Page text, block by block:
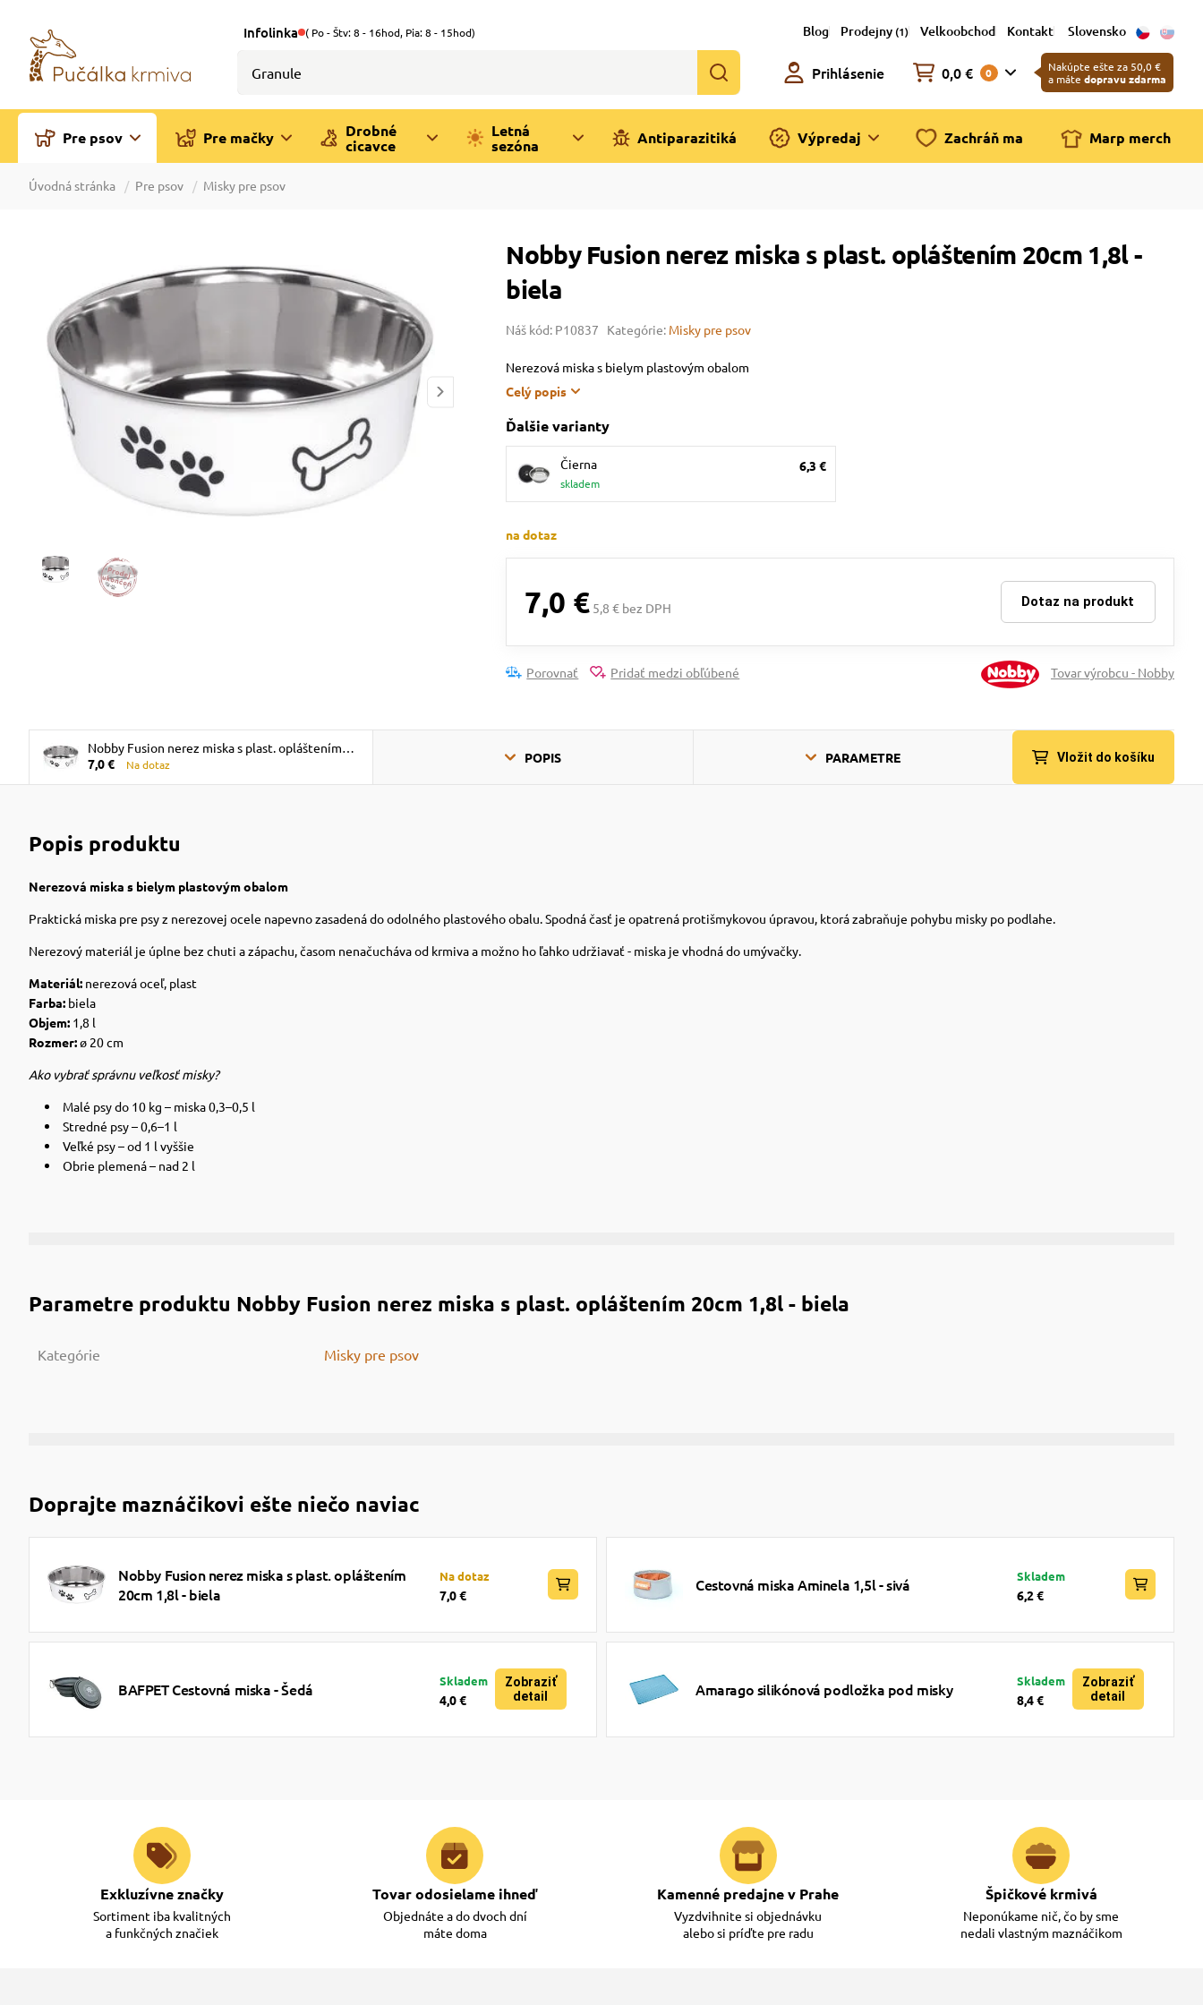
Infolinka ( Po - Štv: 8 - 16hod, Pia: 8 - 15hod) Blog Prodejny (1) Velkoobchod Kontakt Slovensko
Prihlásenie 0,0 € 0
Nakúpte ešte za 50,0 €
a máte dopravu zdarma
Pre psov Pre mačky
Drobné
cicavce
Letná
sezóna
Antiparazitiká Výpredaj Zachráň ma Marp merch
Úvodná stránka Pre psov Misky pre psov
Nobby Fusion nerez miska s plast. opláštením 20cm 1,8l -
biela
Náš kód: P10837 Kategórie: Misky pre psov
Nerezová miska s bielym plastovým obalom
Celý popis
Ďalšie varianty
Čierna
skladem
6,3 €
na dotaz
7,0 € 5,8 € bez DPH Dotaz na produkt
Porovnať Pridať medzi obľúbené Tovar výrobcu - Nobby
Nobby Fusion nerez miska s plast. opláštením
20cm 1,8l - biela
7,0 € Na dotaz POPIS PARAMETRE Vložit do košíku
Popis produktu
Nerezová miska s bielym plastovým obalom
Praktická miska pre psy z nerezovej ocele napevno zasadená do odolného plastového obalu. Spodná časť je opatrená protišmykovou úpravou, ktorá zabraňuje pohybu misky po podlahe.
Nerezový materiál je úplne bez chuti a zápachu, časom nenačucháva od krmiva a možno ho ľahko udržiavať - ​​miska je vhodná do umývačky.
Materiál: nerezová oceľ, plast
Farba: biela
Objem: 1,8 l
Rozmer:ø 20 cm
Ako vybrať správnu veľkosť misky?
Malé psy do 10 kg – miska 0,3–0,5 l
Stredné psy – 0,6–1 l
Veľké psy – od 1 l vyššie
Obrie plemená – nad 2 l
Parametre produktu Nobby Fusion nerez miska s plast. opláštením 20cm 1,8l - biela
Kategórie Misky pre psov
Doprajte maznáčikovi ešte niečo naviac
Nobby Fusion nerez miska s plast. opláštením
20cm 1,8l - biela
Na dotaz
7,0 €
Cestovná miska Aminela 1,5l - sivá Skladem
6,2 €
BAFPET Cestovná miska - Šedá Skladem
4,0 €
Zobraziť
detail
Amarago silikónová podložka pod misky Skladem
8,4 €
Zobraziť
detail
Exkluzívne značky
Sortiment iba kvalitných
a funkčných značiek
Tovar odosielame ihneď
Objednáte a do dvoch dní
máte doma
Kamenné predajne v Prahe
Vyzdvihnite si objednávku
alebo si príďte pre radu
Špičkové krmivá
Neponúkame nič, čo by sme
nedali vlastným maznáčikom